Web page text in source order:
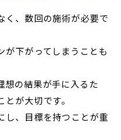
く、数回の施術が必要で
が下がってしまうことも
想の結果が手に入るた
が大切です。
し、目標を持つことが重